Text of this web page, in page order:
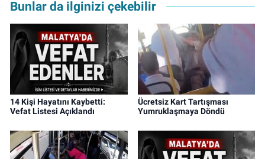
Bunlar da ilginizi çekebilir
14 Kişi Hayatını Kaybetti:
Vefat Listesi Açıklandı
Ücretsiz Kart Tartışması
Yumruklaşmaya Döndü